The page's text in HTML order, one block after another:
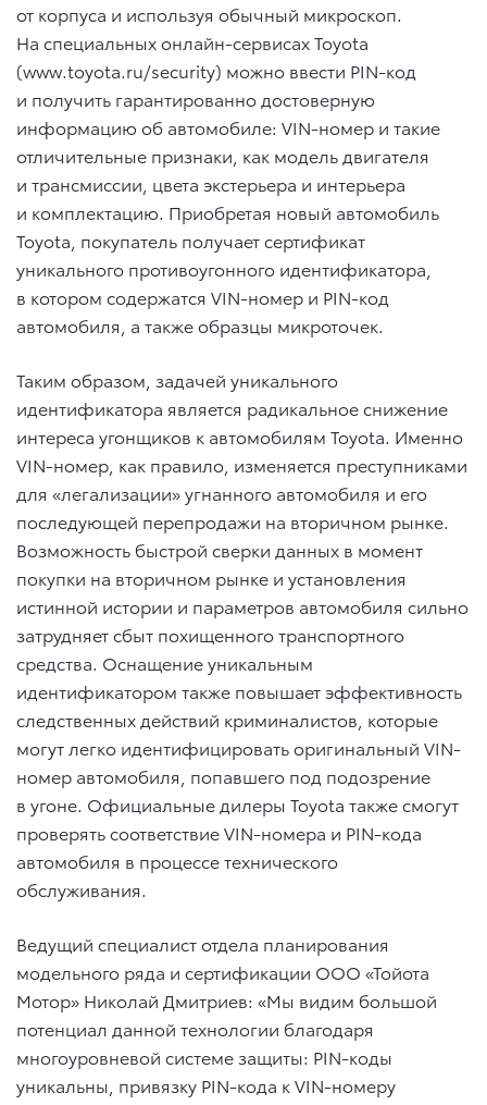
от корпуса и используя обычный микроскоп.
На специальных онлайн-сервисах Toyota
(www.toyota.ru/security) можно ввести PIN-код
и получить гарантированно достоверную
информацию об автомобиле: VIN-номер и такие
отличительные признаки, как модель двигателя
и трансмиссии, цвета экстерьера и интерьера
и комплектацию. Приобретая новый автомобиль
Toyota, покупатель получает сертификат
уникального противоугонного идентификатора,
в котором содержатся VIN-номер и PIN-код
автомобиля, а также образцы микроточек.
Таким образом, задачей уникального
идентификатора является радикальное снижение
интереса угонщиков к автомобилям Toyota. Именно
VIN-номер, как правило, изменяется преступниками
для «легализации» угнанного автомобиля и его
последующей перепродажи на вторичном рынке.
Возможность быстрой сверки данных в момент
покупки на вторичном рынке и установления
истинной истории и параметров автомобиля сильно
затрудняет сбыт похищенного транспортного
средства. Оснащение уникальным
идентификатором также повышает эффективность
следственных действий криминалистов, которые
могут легко идентифицировать оригинальный VIN-
номер автомобиля, попавшего под подозрение
в угоне. Официальные дилеры Toyota также смогут
проверять соответствие VIN-номера и PIN-кода
автомобиля в процессе технического
обслуживания.
Ведущий специалист отдела планирования
модельного ряда и сертификации ООО «Тойота
Мотор» Николай Дмитриев: «Мы видим большой
потенциал данной технологии благодаря
многоуровневой системе защиты: PIN-коды
уникальны, привязку PIN-кода к VIN-номеру